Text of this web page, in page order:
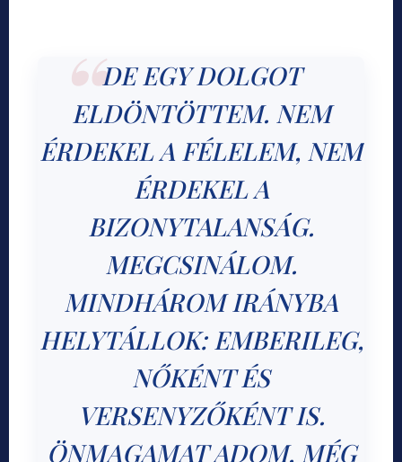
DE EGY DOLGOT
ELDÖNTÖTTEM. NEM
ÉRDEKEL A FÉLELEM, NEM
ÉRDEKEL A
BIZONYTALANSÁG.
MEGCSINÁLOM.
MINDHÁROM IRÁNYBA
HELYTÁLLOK: EMBERILEG,
NŐKÉNT ÉS
VERSENYZŐKÉNT IS.
ÖNMAGAMAT ADOM, MÉG